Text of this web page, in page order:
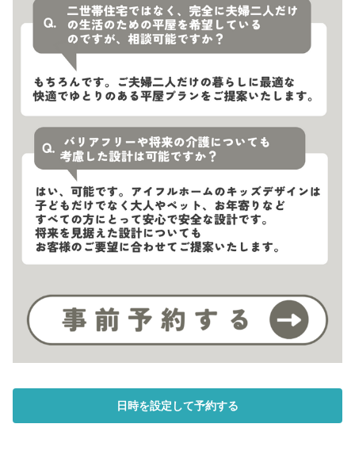
日時を設定して予約する